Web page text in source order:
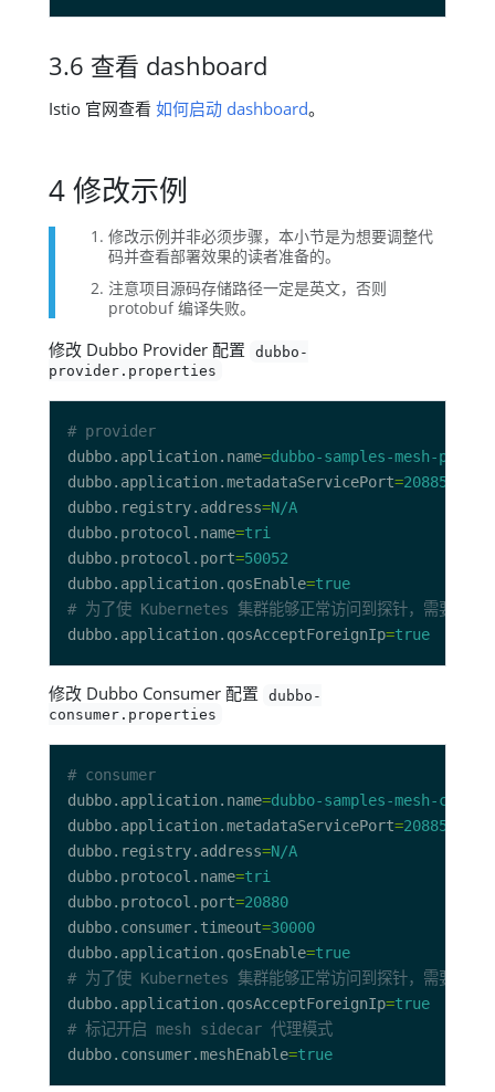
3.6 查看 dashboard
Istio 官网查看 如何启动 dashboard。
4 修改示例
修改示例并非必须步骤，本小节是为想要调整代
码并查看部署效果的读者准备的。
注意项目源码存储路径一定是英文，否则
protobuf 编译失败。
修改 Dubbo Provider 配置
dubbo-
provider.properties
# provider
dubbo.application.name=dubbo-samples-mesh-
dubbo.application.metadataServicePort=20885
dubbo.registry.address=N/A
dubbo.protocol.name=tri
dubbo.protocol.port=50052
dubbo.application.qosEnable=true
# 为了使 Kubernetes 集群能够正常访问到探针，需要开启
dubbo.application.qosAcceptForeignIp=true
修改 Dubbo Consumer 配置
dubbo-
consumer.properties
# consumer
dubbo.application.name=dubbo-samples-mesh-
dubbo.application.metadataServicePort=20885
dubbo.registry.address=N/A
dubbo.protocol.name=tri
dubbo.protocol.port=20880
dubbo.consumer.timeout=30000
dubbo.application.qosEnable=true
# 为了使 Kubernetes 集群能够正常访问到探针，需要开启
dubbo.application.qosAcceptForeignIp=true
# 标记开启 mesh sidecar 代理模式
dubbo.consumer.meshEnable=true